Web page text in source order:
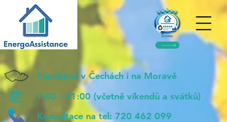
Působíme v Čechách i na Moravě
7:00 - 21:00 (včetně víkendů a svátků)
Konzultace na tel: 720 462 099